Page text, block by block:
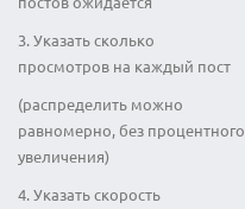
3. Указать сколько
просмотров на каждый пост
(распределить можно
равномерно, без процентного
увеличения)
4. Указать скорость